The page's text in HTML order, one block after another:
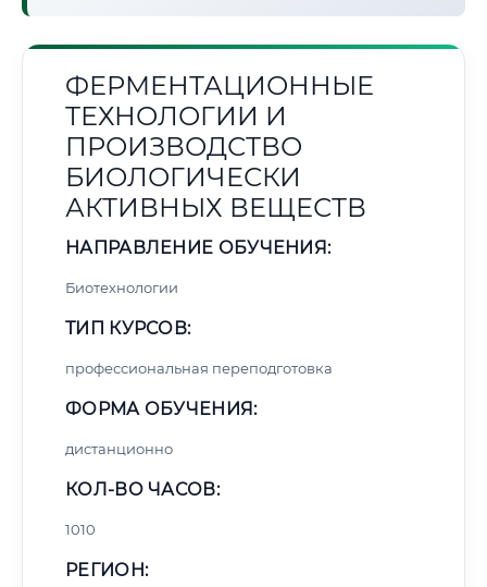
ФЕРМЕНТАЦИОННЫЕ
ТЕХНОЛОГИИ И
ПРОИЗВОДСТВО
БИОЛОГИЧЕСКИ
АКТИВНЫХ ВЕЩЕСТВ
НАПРАВЛЕНИЕ ОБУЧЕНИЯ:
Биотехнологии
ТИП КУРСОВ:
профессиональная переподготовка
ФОРМА ОБУЧЕНИЯ:
дистанционно
КОЛ-ВО ЧАСОВ:
1010
РЕГИОН: